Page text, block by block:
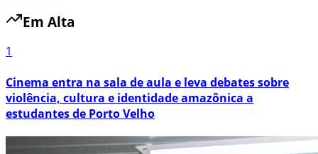
Em Alta
1
Cinema entra na sala de aula e leva debates sobre
violência, cultura e identidade amazônica a
estudantes de Porto Velho